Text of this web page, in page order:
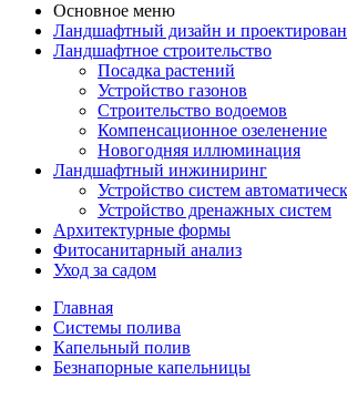
Основное меню
Ландшафтный дизайн и
Ландшафтное строительство
Посадка растений
Устройство газонов
Строительство водоемов
Компенсационное озеленение
Новогодняя иллюминация
Ландшафтный инжиниринг
Устройство систем
Устройство дренажных систем
Aрхитектурные формы
Фитосанитарный анализ
Уход за садом
Главная
Системы полива
Капельный полив
Безнапорные капельницы